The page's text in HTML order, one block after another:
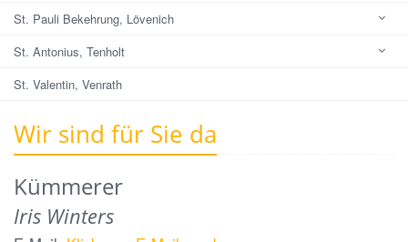
St. Pauli Bekehrung, Lövenich
St. Antonius, Tenholt
St. Valentin, Venrath
Wir sind für Sie da
Kümmerer
Iris Winters